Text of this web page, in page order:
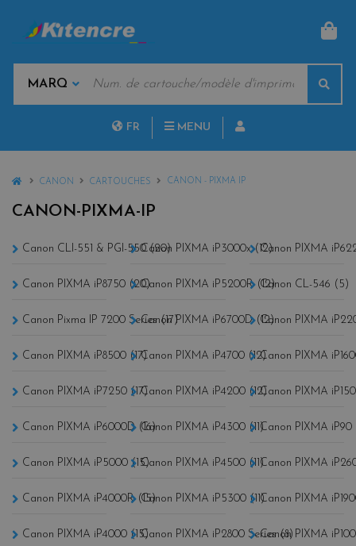
MARQUES
CLÉS
FR MENU
HOMECANON CARTOUCHES CANON - PIXMA IP
CANON-PIXMA-IP
Canon CLI-551 & PGI-550 (20)
Canon PIXMA iP8750 (20)
Canon Pixma IP 7200 Series (17)
Canon PIXMA iP8500 (17)
Canon PIXMA iP7250 (17)
Canon PIXMA iP6000D (16)
Canon PIXMA iP5000 (15)
Canon PIXMA iP4000R (15)
Canon PIXMA iP4000 (15)
Canon PIXMA iP3000x (12)
Canon PIXMA iP5200R (12)
Canon PIXMA iP6700D (12)
Canon PIXMA iP4700 (12)
Canon PIXMA iP4200 (12)
Canon PIXMA iP4300 (11)
Canon PIXMA iP4500 (11)
Canon PIXMA iP5300 (11)
Canon PIXMA iP2800 Series (8)
Canon PIXMA
Canon CL-546 (5)
Canon PIXMA
Canon PIXMA
Canon PIXMA
Canon PIXMA iP90
Canon PIXMA
Canon PIXMA
Canon PIXMA